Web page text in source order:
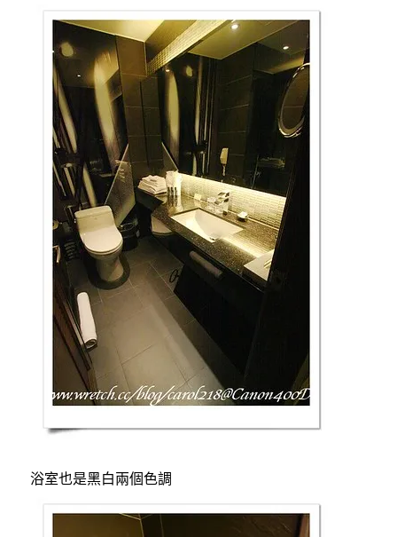
浴室也是黑白兩個色調